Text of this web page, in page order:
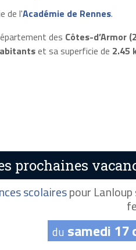
de l'Académie de Rennes.
des Côtes-d’Armor
et sa superficie de 2.45
prochaines
scolairespour Lanloup
du samedi 17